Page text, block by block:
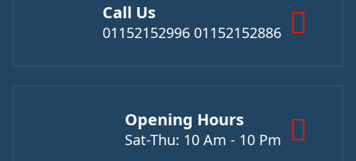
Call Us
01152152886 01152152996
Opening Hours
Sat-Thu: 10 Am - 10 Pm